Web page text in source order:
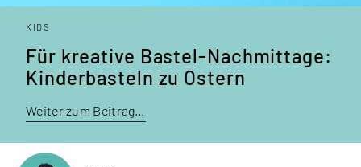
KIDS
Für kreative Bastel-Nachmittage:
Kinderbasteln zu Ostern
Weiter zum Beitrag…